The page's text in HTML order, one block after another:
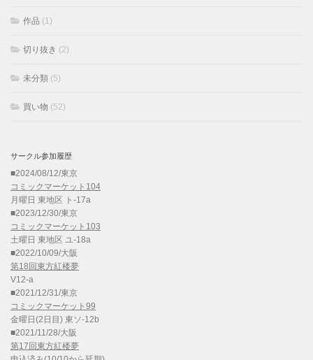
作品 (1)
切り抜き (2)
未分類 (5)
買い物 (52)
サークル参加履歴
■2024/08/12/東京
コミックマーケット104
月曜日 東地区 ト-17a
■2023/12/30/東京
コミックマーケット103
土曜日 東地区 ユ-18a
■2022/10/09/大阪
第18回東方紅楼夢
V12-a
■2021/12/31/東京
コミックマーケット99
金曜日(2日目) 東ソ-12b
■2021/11/28/大阪
第17回東方紅楼夢